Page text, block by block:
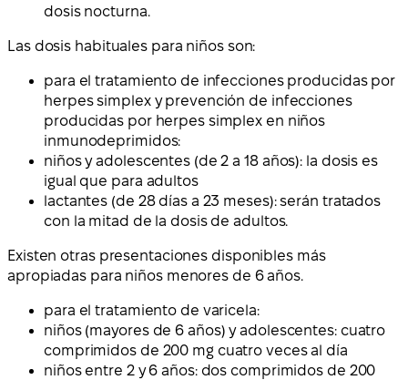
dosis nocturna.
Las dosis habituales para niños son:
para el tratamiento de infecciones producidas por
herpes simplex y prevención de infecciones
producidas por herpes simplex en niños
inmunodeprimidos:
niños y adolescentes (de 2 a 18 años): la dosis es
igual que para adultos
lactantes (de 28 días a 23 meses): serán tratados
con la mitad de la dosis de adultos.
Existen otras presentaciones disponibles más
apropiadas para niños menores de 6 años.
para el tratamiento de varicela:
niños (mayores de 6 años) y adolescentes: cuatro
comprimidos de 200 mg cuatro veces al día
niños entre 2 y 6 años: dos comprimidos de 200